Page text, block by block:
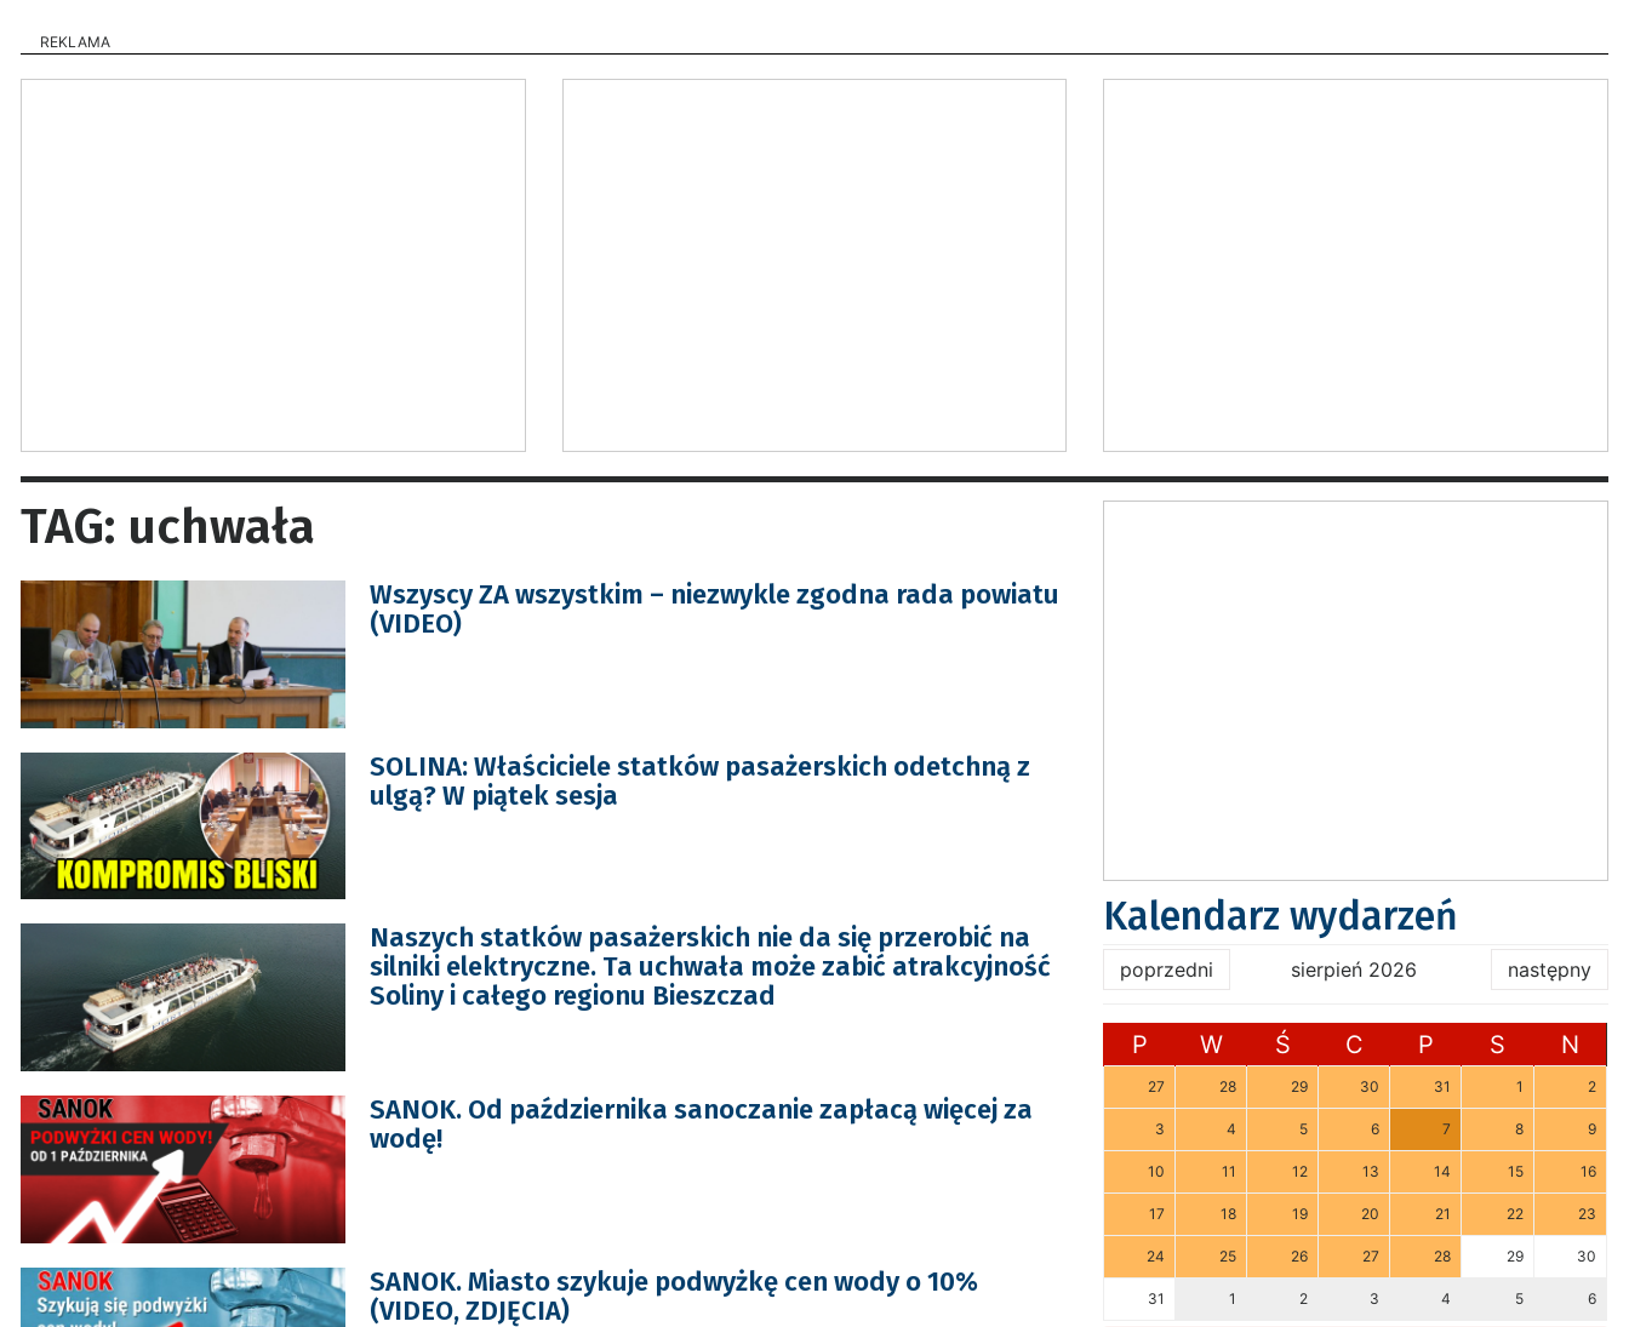
REKLAMA
TAG: uchwała
Wszyscy ZA wszystkim – niezwykle zgodna rada powiatu
(VIDEO)
SOLINA: Właściciele statków pasażerskich odetchną z
ulgą? W piątek sesja
Naszych statków pasażerskich nie da się przerobić na
silniki elektryczne. Ta uchwała może zabić atrakcyjność
Soliny i całego regionu Bieszczad
SANOK. Od października sanoczanie zapłacą więcej za
wodę!
SANOK. Miasto szykuje podwyżkę cen wody o 10%
(VIDEO, ZDJĘCIA)
Kalendarz wydarzeń
poprzedni sierpień 2026 następny
P W Ś C P S N
27 28 29 30 31 1 2
3 4 5 6 7 8 9
10 11 12 13 14 15 16
17 18 19 20 21 22 23
24 25 26 27 28 29 30
31 1 2 3 4 5 6